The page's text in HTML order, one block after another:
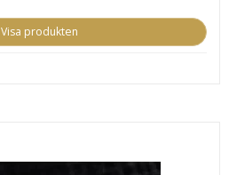
Visa produkten